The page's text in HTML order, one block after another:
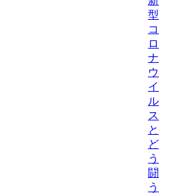
型
コ
ロ
ナ
ウ
イ
ル
ス
と
ど
う
闘
う